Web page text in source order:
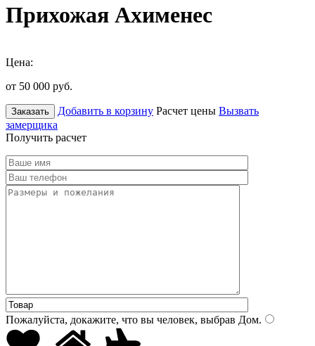
Прихожая Ахименес
Цена:
от 50 000 руб.
Заказать Добавить в корзину Расчет цены Вызвать
замерщика
Получить расчет
Пожалуйста, докажите, что вы человек, выбрав Дом.